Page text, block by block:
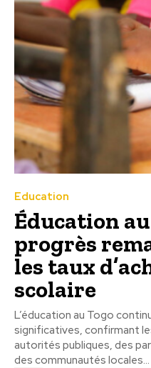
Education
Éducation
progrès
les taux
scolaire
L’éducation au Togo
significatives, confirmant
autorités publiques, des
des communautés locales...